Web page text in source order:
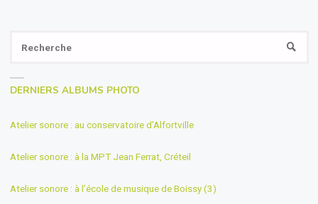
DERNIERS ALBUMS PHOTO
Atelier sonore : au conservatoire d’Alfortville
Atelier sonore : à la MPT Jean Ferrat, Créteil
Atelier sonore : à l’école de musique de Boissy (3)